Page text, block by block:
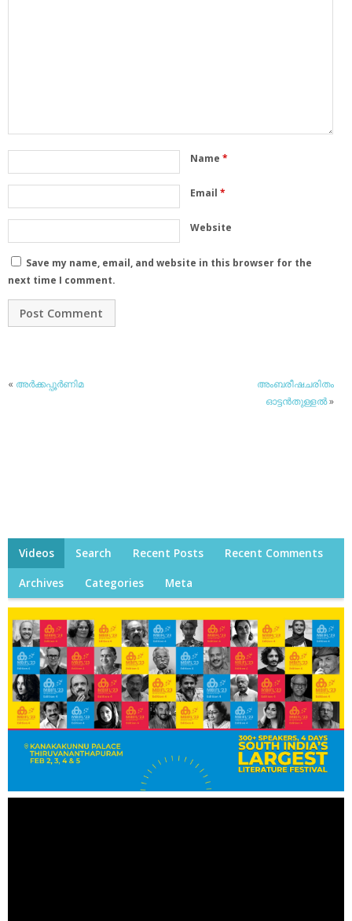
Name *
Email *
Website
Save my name, email, and website in this browser for the
next time I comment.
« അര്‍ക്കപ്പൂര്‍ണിമ
അംബരീഷചരിതം
ഓട്ടന്‍തുള്ളല്‍»
Videos Search Recent Posts Recent Comments
Archives Categories Meta